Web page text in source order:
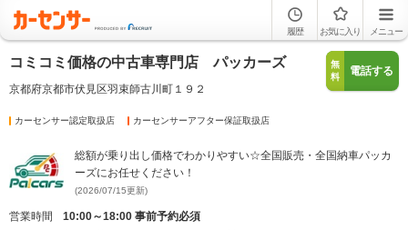
履歴 お気に入り メニュー
コミコミ価格の中古車専門店 パッカーズ
京都府京都市伏見区羽束師古川町１９２
無
料
電話する
カーセンサー認定取扱店 カーセンサーアフター保証取扱店
総額が乗り出し価格でわかりやすい☆全国販売・全国納車パッカ
ーズにお任せください！
(2026/07/15更新)
営業時間
10:00～18:00 事前予約必須